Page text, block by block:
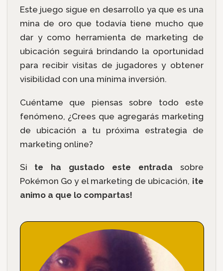
Este juego sigue en desarrollo ya que es una
mina de oro que todavía tiene mucho que
dar y como herramienta de marketing de
ubicación seguirá brindando la oportunidad
para recibir visitas de jugadores y obtener
visibilidad con una mínima inversión.
Cuéntame que piensas sobre todo este
fenómeno, ¿Crees que agregarás marketing
de ubicación a tu próxima estrategia de
marketing online?
Si te ha gustado este entrada sobre
Pokémon Go y el marketing de ubicación, ¡te
animo a que lo compartas!